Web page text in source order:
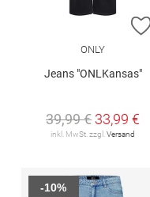
ONLY
Jeans "ONLKansas"
39,99 € 33,99 €
inkl. MwSt. zzgl.Versand
-10%